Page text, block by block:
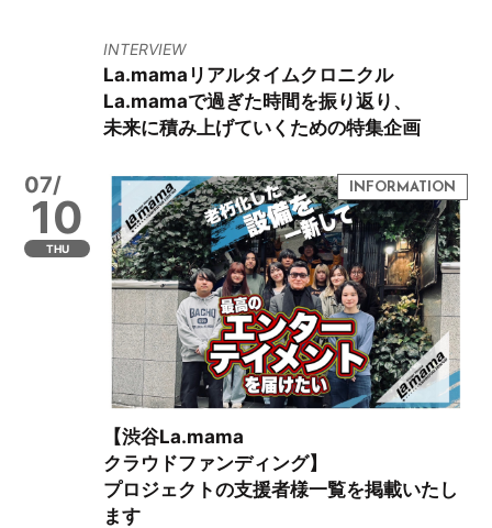
INTERVIEW
La.mamaリアルタイムクロニクル
La.mamaで過ぎた時間を振り返り、
未来に積み上げていくための特集企画
07/
10
THU
【渋谷La.mama
クラウドファンディング】
プロジェクトの支援者様一覧を掲載いたし
ます